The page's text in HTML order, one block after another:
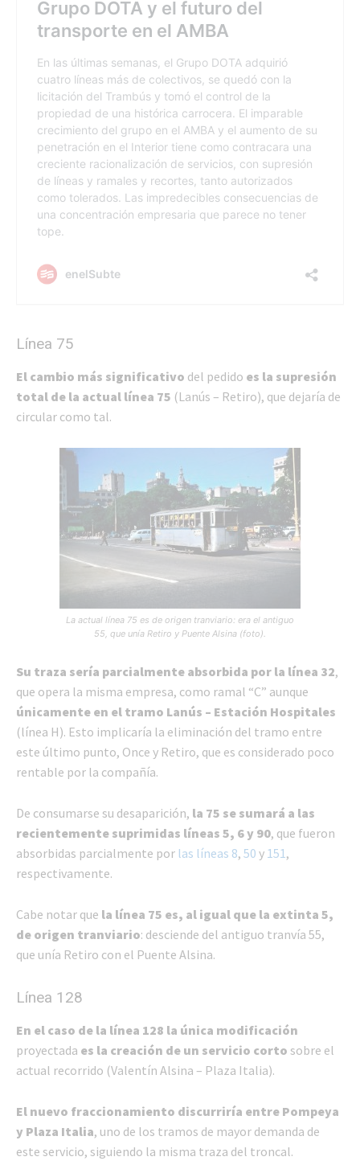
Línea 75
El cambio más significativo del pedido es la supresión
total de la actual línea 75 (Lanús – Retiro), que dejaría de
circular como tal.
La actual línea 75 es de origen tranviario: era el antiguo
55, que unía Retiro y Puente Alsina (foto).
Su traza sería parcialmente absorbida por la línea 32,
que opera la misma empresa, como ramal “C” aunque
únicamente en el tramo Lanús – Estación Hospitales
(línea H). Esto implicaría la eliminación del tramo entre
este último punto, Once y Retiro, que es considerado poco
rentable por la compañía.
De consumarse su desaparición, la 75 se sumará a las
recientemente suprimidas líneas 5, 6 y 90, que fueron
absorbidas parcialmente por las líneas 8, 50 y 151 ,
respectivamente.
Cabe notar que la línea 75 es, al igual que la extinta 5,
de origen tranviario: desciende del antiguo tranvía 55,
que unía Retiro con el Puente Alsina.
Línea 128
En el caso de la línea 128 la única modificación
proyectada es la creación de un servicio corto sobre el
actual recorrido (Valentín Alsina – Plaza Italia).
El nuevo fraccionamiento discurriría entre Pompeya
y Plaza Italia, uno de los tramos de mayor demanda de
este servicio, siguiendo la misma traza del troncal.